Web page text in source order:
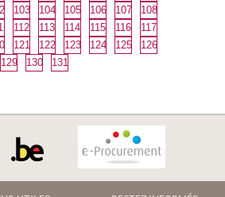
103 104 105 106 107
108
112 113 114 115 116
117
121 122 123 124 125
126
129 130 131